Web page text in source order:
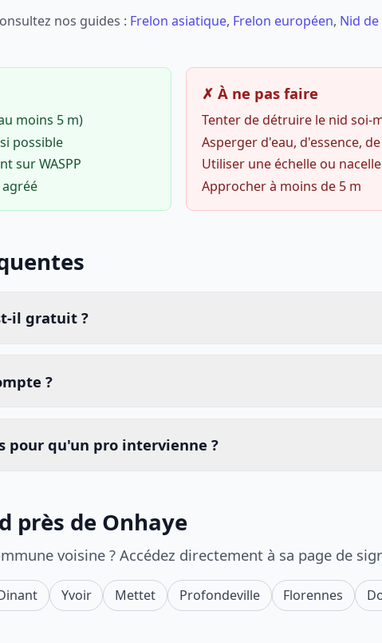
nos guides : Frelon asiatique, Frelon européen, Nid
moins 5 m)
possible
sur WASPP
✗ À ne pas faire
Tenter de détruire le nid soi-
Asperger d'eau, d'essence,
Utiliser une échelle ou nacelle
Approcher à moins de 5 m
il gratuit ?
?
pour qu'un pro intervienne ?
près de Onhaye
voisine ? Accédez directement à sa page de
Yvoir Mettet Profondeville Florennes